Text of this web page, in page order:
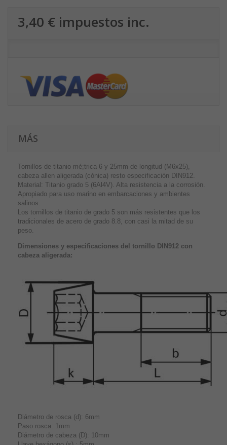
3,40 € impuestos inc.
MÁS
Tornillos de titanio mé;trica 6 y 25mm de longitud (M6x25),
cabeza allen aligerada (cónica) resto especificación DIN912.
Material: Titanio grado 5 (6Al4V). Alta resistencia a la corrosión.
Apropiado para uso marino en embarcaciones y ambientes
salinos.
Los tornillos de titanio de grado 5 son más resistentes que los
tradicionales de acero de grado 8.8, con casi la mitad de su
peso.
Dimensiones y especificaciones del tornillo DIN912 con
cabeza aligerada:
Diámetro de rosca (d): 6mm
Paso rosca: 1mm
Diámetro de cabeza (D): 10mm